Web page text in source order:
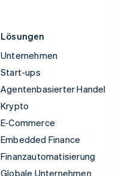
Lösungen
Unternehmen
Start-ups
Agentenbasierter Handel
Krypto
E-Commerce
Embedded Finance
Finanzautomatisierung
Globale Unternehmen